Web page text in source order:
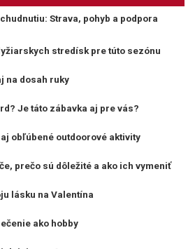
Strava, pohyb a podpora
stredísk pre túto sezónu
na dosah ruky
Je táto zábavka aj pre vás?
obľúbené outdoorové aktivity
prečo sú dôležité a ako ich vymeniť
lásku na Valentína
ako hobby